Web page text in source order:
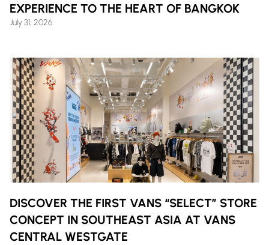
EXPERIENCE TO THE HEART OF BANGKOK
July 31, 2026
DISCOVER THE FIRST VANS “SELECT” STORE
CONCEPT IN SOUTHEAST ASIA AT VANS
CENTRAL WESTGATE